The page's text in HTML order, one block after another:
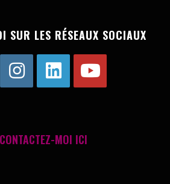
SUR LES RÉSEAUX SOCIAUX
CONTACTEZ-MOI ICI